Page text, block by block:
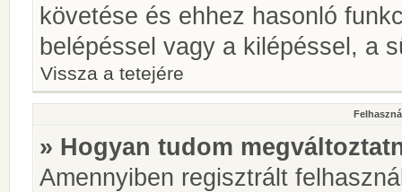
követése és ehhez hasonló
belépéssel vagy a kilépéssel, a
Vissza a tetejére
» Hogyan tudom
Amennyiben regisztrált